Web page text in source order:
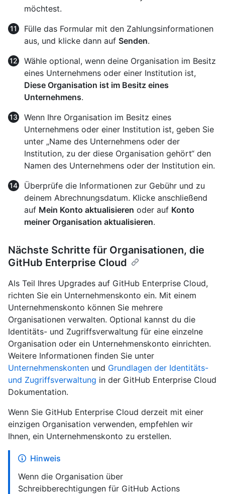
möchtest.
Fülle das Formular mit den Zahlungsinformationen
aus, und klicke dann auf Senden.
Wähle optional, wenn deine Organisation im Besitz
eines Unternehmens oder einer Institution ist,
Diese Organisation ist im Besitz eines
Unternehmens.
Wenn Ihre Organisation im Besitz eines
Unternehmens oder einer Institution ist, geben Sie
unter „Name des Unternehmens oder der
Institution, zu der diese Organisation gehört“ den
Namen des Unternehmens oder der Institution ein.
Überprüfe die Informationen zur Gebühr und zu
deinem Abrechnungsdatum. Klicke anschließend
auf Mein Konto aktualisieren oder auf Konto
meiner Organisation aktualisieren.
Nächste Schritte für Organisationen, die
GitHub Enterprise Cloud
Als Teil Ihres Upgrades auf GitHub Enterprise Cloud,
richten Sie ein Unternehmenskonto ein. Mit einem
Unternehmenskonto können Sie mehrere
Organisationen verwalten. Optional kannst du die
Identitäts- und Zugriffsverwaltung für eine einzelne
Organisation oder ein Unternehmenskonto einrichten.
Weitere Informationen finden Sie unter
Unternehmenskonten und Grundlagen der Identitäts-
und Zugriffsverwaltung in der GitHub Enterprise Cloud
Dokumentation.
Wenn Sie GitHub Enterprise Cloud derzeit mit einer
einzigen Organisation verwenden, empfehlen wir
Ihnen, ein Unternehmenskonto zu erstellen.
Hinweis
Wenn die Organisation über
Schreibberechtigungen für GitHub Actions